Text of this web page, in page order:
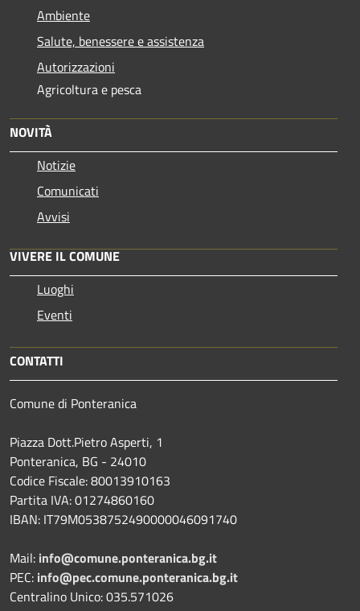
Ambiente
Salute, benessere e assistenza
Autorizzazioni
Agricoltura e pesca
NOVITÀ
Notizie
Comunicati
Avvisi
VIVERE IL COMUNE
Luoghi
Eventi
CONTATTI
Comune di Ponteranica
Piazza Dott.Pietro Asperti, 1
Ponteranica, BG - 24010
Codice Fiscale: 80013910163
Partita IVA: 01274860160
IBAN: IT79M0538752490000046091740
Mail: info@comune.ponteranica.bg.it
PEC: info@pec.comune.ponteranica.bg.it
Centralino Unico: 035.571026